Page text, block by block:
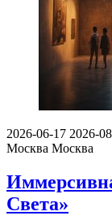
2026-06-17 2026-
Москва Москва
Света»